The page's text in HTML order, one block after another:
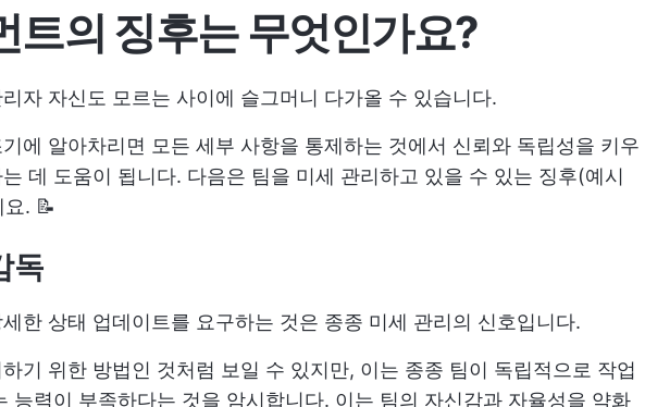
트의 징후는 무엇인가요?
자 자신도 모르는 사이에 슬그머니 다가올 수 있습니다.
에 알아차리면 모든 세부 사항을 통제하는 것에서 신뢰와 독립성을 키우
데 도움이 됩니다. 다음은 팀을 미세 관리하고 있을 수 있는 징후(예시
. 📝
독
한 상태 업데이트를 요구하는 것은 종종 미세 관리의 신호입니다.
기 위한 방법인 것처럼 보일 수 있지만, 이는 종종 팀이 독립적으로 작업
능력이 부족하다는 것을 암시합니다. 이는 팀의 자신감과 자율성을 약화